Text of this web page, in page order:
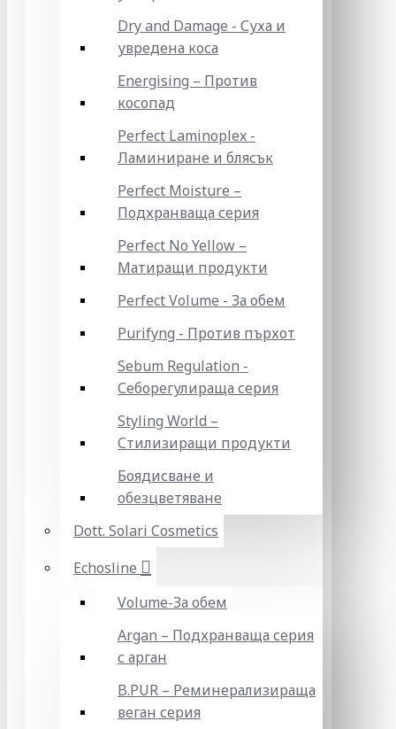
Dry and Damage - Суха и
увредена коса
Energising – Против
косопад
Perfect Laminoplex -
Ламиниране и блясък
Perfect Moisture –
Подхранваща серия
Perfect No Yellow –
Матиращи продукти
Perfect Volume - За обем
Purifyng - Против пърхот
Sebum Regulation -
Себорегулираща серия
Styling World –
Стилизиращи продукти
Боядисване и
обезцветяване
Dott. Solari Cosmetics
Echosline
Volume-За обем
Argan – Подхранваща серия
с арган
B.PUR – Реминерализираща
веган серия